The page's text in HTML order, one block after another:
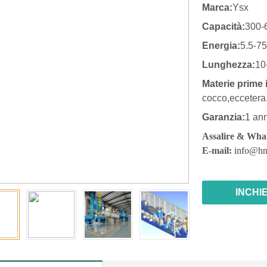
Marca:Ysx
Capacità:300-
Energia:5.5-
Lunghezza:
Materie prime
Garanzia:1
Assalire &
E-mail: